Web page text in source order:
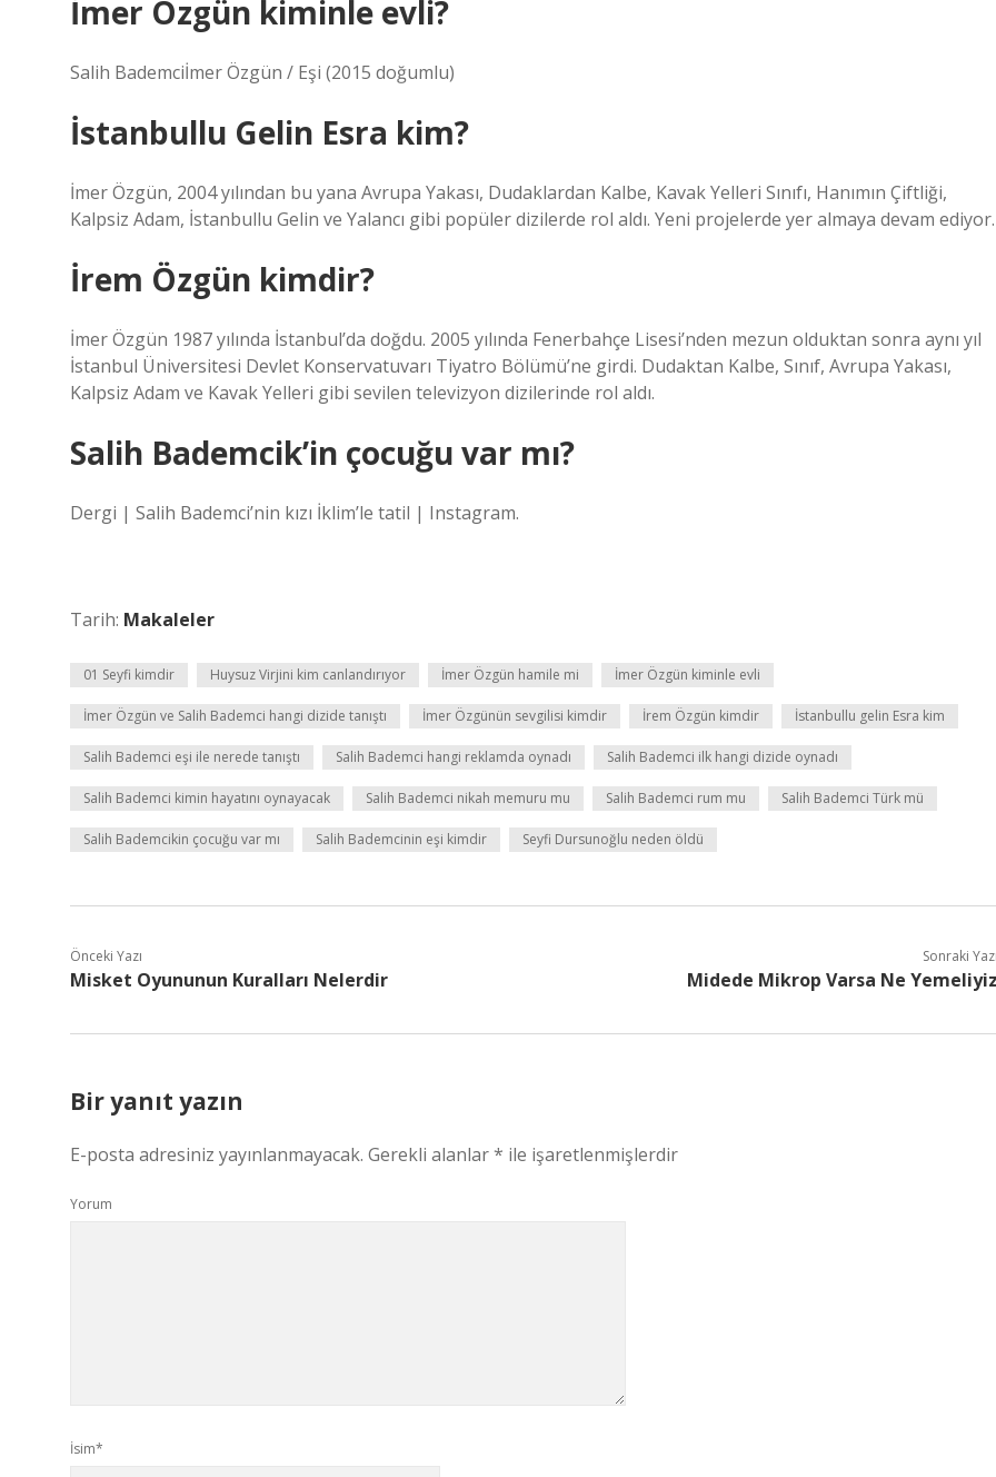
İmer Özgün kiminle evli?
Salih Bademciİmer Özgün / Eşi (2015 doğumlu)
İstanbullu Gelin Esra kim?
İmer Özgün, 2004 yılından bu yana Avrupa Yakası, Dudaklardan Kalbe, Kavak Yelleri Sınıfı, Hanımın Çiftliği,
Kalpsiz Adam, İstanbullu Gelin ve Yalancı gibi popüler dizilerde rol aldı. Yeni projelerde yer almaya devam ediyor.
İrem Özgün kimdir?
İmer Özgün 1987 yılında İstanbul’da doğdu. 2005 yılında Fenerbahçe Lisesi’nden mezun olduktan sonra aynı yıl
İstanbul Üniversitesi Devlet Konservatuvarı Tiyatro Bölümü’ne girdi. Dudaktan Kalbe, Sınıf, Avrupa Yakası,
Kalpsiz Adam ve Kavak Yelleri gibi sevilen televizyon dizilerinde rol aldı.
Salih Bademcik’in çocuğu var mı?
Dergi | Salih Bademci’nin kızı İklim’le tatil | Instagram.
Tarih: Makaleler
01 Seyfi kimdir Huysuz Virjini kim canlandırıyor İmer Özgün hamile mi İmer Özgün kiminle evli
İmer Özgün ve Salih Bademci hangi dizide tanıştı İmer Özgünün sevgilisi kimdir İrem Özgün kimdir İstanbullu gelin Esra kim
Salih Bademci eşi ile nerede tanıştı Salih Bademci hangi reklamda oynadı Salih Bademci ilk hangi dizide oynadı
Salih Bademci kimin hayatını oynayacak Salih Bademci nikah memuru mu Salih Bademci rum mu Salih Bademci Türk mü
Salih Bademcikin çocuğu var mı Salih Bademcinin eşi kimdir Seyfi Dursunoğlu neden öldü
Önceki Yazı
Misket Oyununun Kuralları Nelerdir
Sonraki Yazı
Midede Mikrop Varsa Ne Yemeliyiz
Bir yanıt yazın
E-posta adresiniz yayınlanmayacak. Gerekli alanlar* ile işaretlenmişlerdir
Yorum
İsim*